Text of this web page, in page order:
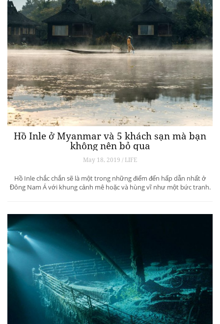
Hồ Inle ở Myanmar và 5 khách sạn mà bạn
không nên bỏ qua
May 18, 2019 / LIFE
Hồ Inle chắc chắn sẽ là một trong những điểm đến hấp dẫn nhất ở
Đông Nam Á với khung cảnh mê hoặc và hùng vĩ như một bức tranh.